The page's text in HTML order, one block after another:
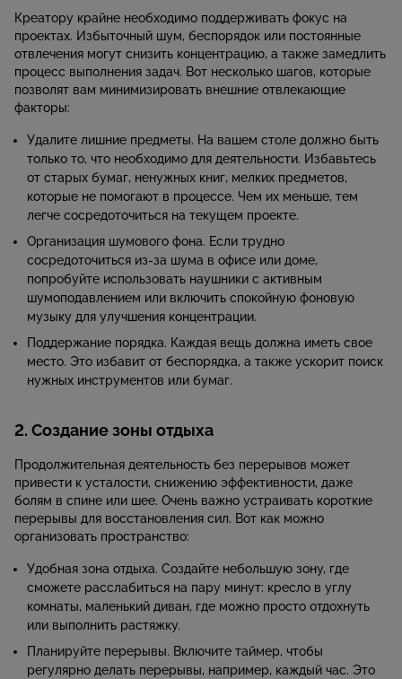
Креатору крайне необходимо поддерживать фокус на
проектах. Избыточный шум, беспорядок или постоянные
отвлечения могут снизить концентрацию, а также замедлить
процесс выполнения задач. Вот несколько шагов, которые
позволят вам минимизировать внешние отвлекающие
факторы:
Удалите лишние предметы. На вашем столе должно быть
только то, что необходимо для деятельности. Избавьтесь
от старых бумаг, ненужных книг, мелких предметов,
которые не помогают в процессе. Чем их меньше, тем
легче сосредоточиться на текущем проекте.
Организация шумового фона. Если трудно
сосредоточиться из-за шума в офисе или доме,
попробуйте использовать наушники с активным
шумоподавлением или включить спокойную фоновую
музыку для улучшения концентрации.
Поддержание порядка. Каждая вещь должна иметь свое
место. Это избавит от беспорядка, а также ускорит поиск
нужных инструментов или бумаг.
2. Создание зоны отдыха
Продолжительная деятельность без перерывов может
привести к усталости, снижению эффективности, даже
болям в спине или шее. Очень важно устраивать короткие
перерывы для восстановления сил. Вот как можно
организовать пространство:
Удобная зона отдыха. Создайте небольшую зону, где
сможете расслабиться на пару минут: кресло в углу
комнаты, маленький диван, где можно просто отдохнуть
или выполнить растяжку.
Планируйте перерывы. Включите таймер, чтобы
регулярно делать перерывы, например, каждый час. Это